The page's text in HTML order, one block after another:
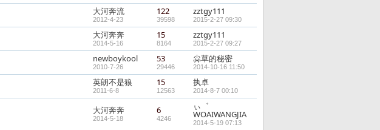
大河奔流
2012-4-23
122
39598
zztgy111
2015-2-27 09:30
大河奔奔
2014-5-16
15
8164
zztgy111
2015-2-27 09:27
newboykool
2010-7-26
53
29446
尛草的秘密
2014-10-16 11:50
英朗不是狼
2011-6-8
15
12563
执卓
2014-8-7 00:10
大河奔奔
2014-5-18
6
4246
ぃ゛
WOAIWANGJIA
2014-5-19 07:13